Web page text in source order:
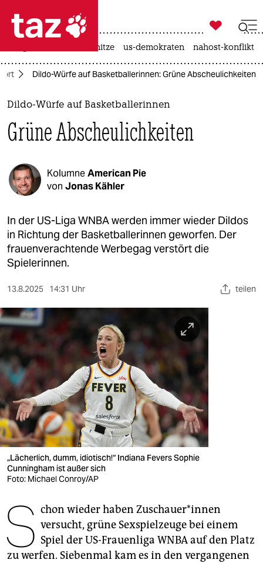
 taz zahl ich
taz zahl ich
themen
politik
öko
gesellschaft
kultur
sport
berlin
nord
wahrheit
verlag
verlag
veranstaltungen
shop
fragen & hilfe
unterstützen
abo
genossenschaft
epaper login

taz zahl ich
hitze us-demokraten nahost-konflikt
Dildo-Würfe auf Basketballerinnen: Grüne Abscheulichkeiten
Dildo-Würfe auf Basketballerinnen
Grüne Abscheulichkeiten
KolumneAmerican Pie
von Jonas Kähler
In der US-Liga WNBA werden immer wieder Dildos
in Richtung der Basketballerinnen geworfen. Der
frauenverachtende Werbegag verstört die
Spielerinnen.
13.8.2025 14:31 Uhr teilen
„Lächerlich, dumm, idiotisch!“ Indiana Fevers Sophie
Cunningham ist außer sich
Foto: Michael Conroy/AP
S chon wieder haben Zu­schaue­r*in­nen
versucht, grüne Sexspielzeuge bei einem
Spiel der US-Frauenliga WNBA auf den Platz
zu werfen. Siebenmal kam es in den vergangenen